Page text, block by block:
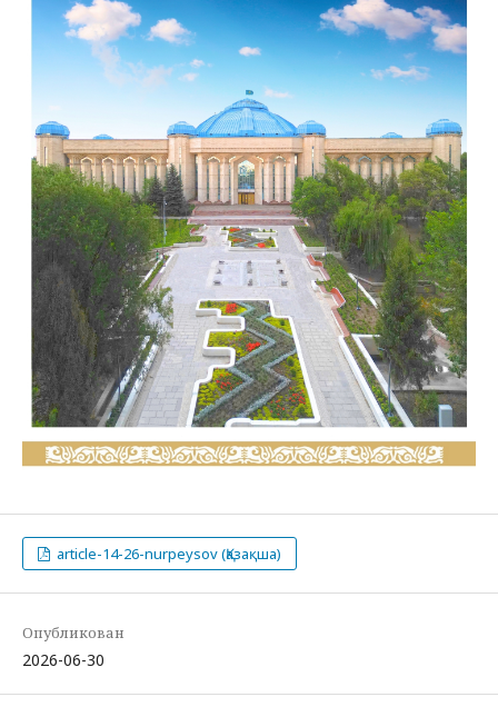
article-14-26-nurpeysov (Қазақша)
Опубликован
2026-06-30